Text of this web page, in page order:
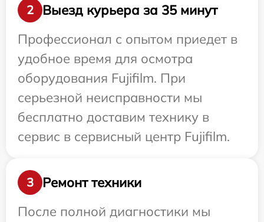
2
Выезд курьера за 35 минут
Профессионал с опытом приедет в
удобное время для осмотра
оборудования Fujifilm. При
серьезной неисправности мы
бесплатно доставим технику в
сервис в сервисный центр Fujifilm.
3
Ремонт техники
После полной диагностики мы